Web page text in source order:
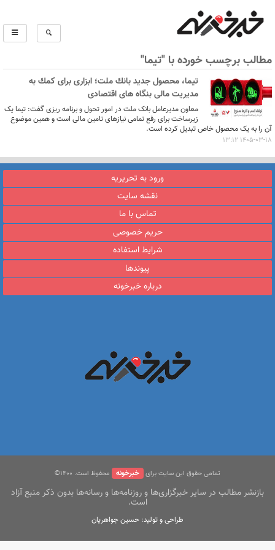
مطالب برچسب خورده با "تیما"
تیما، محصول جدید بانك ملت؛ ابزاری برای كمك به
مدیریت مالی بنگاه های اقتصادی
معاون مدیرعامل بانک ملت در امور تحول و برنامه ریزی گفت: تیما یک
زیرساخت برای رفع تمامی نیازهای تامین مالی است و همین موضوع
آن را به یک محصول خاص تبدیل کرده است.
1405-03-18 13:12
ورود به تحریریه
نقشه سایت
تماس با ما
حریم خصوصی
شرایط استفاده
پیوندها
درباره خبرخونه
تمامی حقوق این سایت برای خبرخونه محفوظ است. ۱400©
بازنشر مطالب در سایر خبرگزاری‌ها و روزنامه‌ها و رسانه‌ها بدون ذکر منبع آزاد
است.
طراحی و تولید: حسین جواهریان